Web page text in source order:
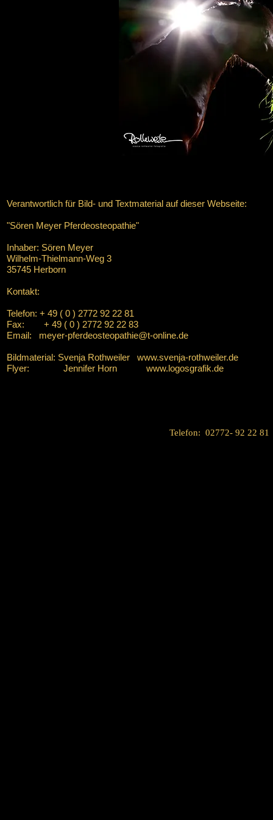
Verantwortlich für Bild- und Textmaterial auf dieser Webseite:
"Sören Meyer Pferdeosteopathie"
Inhaber: Sören Meyer
Wilhelm-Thielmann-Weg 3
35745 Herborn
Kontakt:
Telefon: + 49 ( 0 ) 2772 92 22 81
Fax: + 49 ( 0 ) 2772 92 22 83
Email: meyer-pferdeosteopathie@t-online.de
Bildmaterial: Svenja Rothweiler www.svenja-rothweiler.de
Flyer: Jennifer Horn www.logosgrafik.de
Telefon: 02772- 92 22